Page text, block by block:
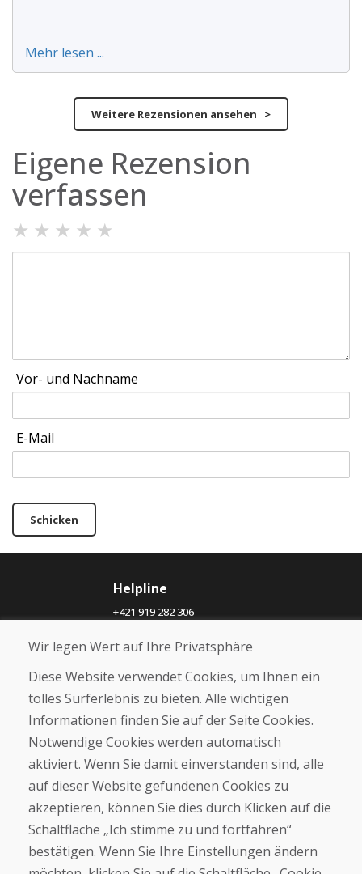
Mehr lesen ...
Weitere Rezensionen ansehen >
Eigene Rezension
verfassen
★ ★ ★ ★ ★
Vor- und Nachname
E-Mail
Schicken
Helpline
+421 919 282 306
Über uns
Blog
Geschäft
Kontakt
Kaufen
E-Shop
Geschäftsbedingungen
Zahlung
Wir legen Wert auf Ihre Privatsphäre
Diese Website verwendet Cookies, um Ihnen ein
tolles Surferlebnis zu bieten. Alle wichtigen
Informationen finden Sie auf der Seite Cookies.
Notwendige Cookies werden automatisch
aktiviert. Wenn Sie damit einverstanden sind, alle
auf dieser Website gefundenen Cookies zu
akzeptieren, können Sie dies durch Klicken auf die
Schaltfläche „Ich stimme zu und fortfahren“
bestätigen. Wenn Sie Ihre Einstellungen ändern